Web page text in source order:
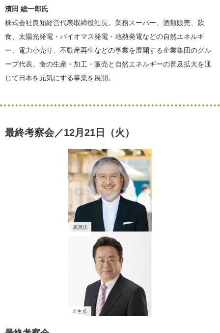
濱田 総一郎氏
株式会社良知経営代表取締役社長。業務スーパー、酒類販売、飲
食、太陽光発電・バイオマス発電・地熱発電などの自然エネルギ
ー、電力小売り、不動産再生などの事業を展開する企業集団のグル
ープ代表。食の生産・加工・販売と自然エネルギーの普及拡大を通
じて日本を元気にする事業を展開。
最終考察会／12月21日（火）